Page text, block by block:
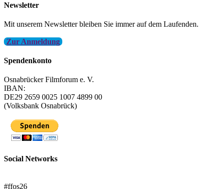
Newsletter
Mit unserem Newsletter bleiben Sie immer auf dem Laufenden.
Zur Anmeldung
Spendenkonto
Osnabrücker Filmforum e. V.
IBAN:
DE29 2659 0025 1007 4899 00
(Volksbank Osnabrück)
Social Networks
#ffos26